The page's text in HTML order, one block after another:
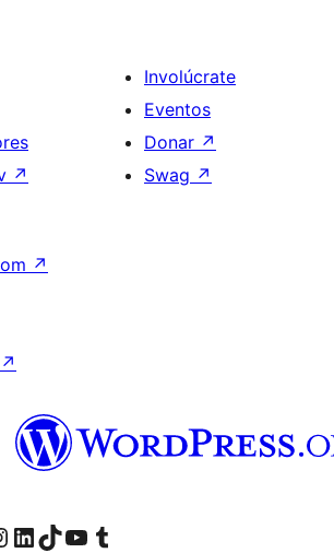
↗
Involúcrate
Eventos
Donar ↗
Swag ↗
↗
↗
página de Facebook
nuestra cuenta de Instagram
Visita nuestra cuenta de LinkedIn
Visit our TikTok account
Visita nuestro canal de YouTube
Visit our Tumblr account